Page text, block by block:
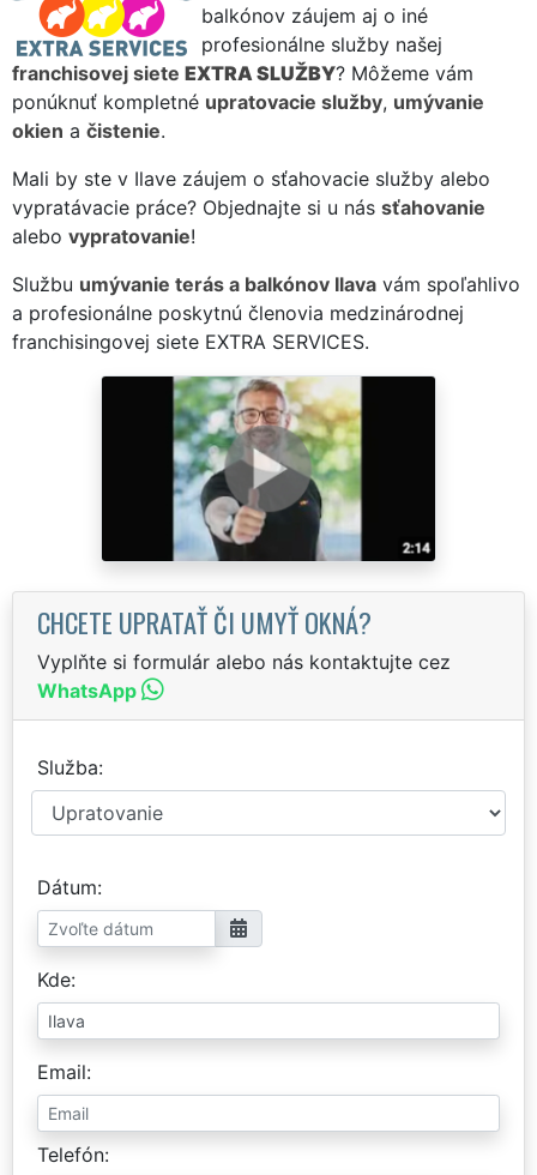
balkónov záujem aj o iné
profesionálne služby našej
franchisovej siete EXTRA SLUŽBY? Môžeme vám
ponúknuť kompletné upratovacie služby, umývanie
okien a čistenie.
Mali by ste v Ilave záujem o sťahovacie služby alebo
vypratávacie práce? Objednajte si u nás sťahovanie
alebo vypratovanie!
Službu umývanie terás a balkónov Ilava vám spoľahlivo
a profesionálne poskytnú členovia medzinárodnej
franchisingovej siete EXTRA SERVICES.
CHCETE UPRATAŤ ČI UMYŤ OKNÁ?
Vyplňte si formulár alebo nás kontaktujte cez
WhatsApp
Služba
Dátum
Kde
Email
Telefón